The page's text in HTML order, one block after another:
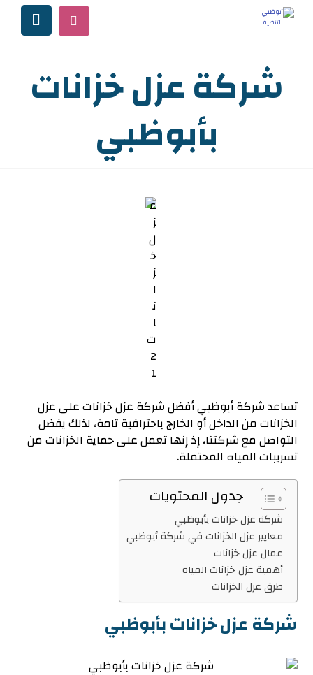
شركة عزل خزانات
بأبوظبي
تساعد شركة أبوظبي أفضل شركة عزل خزانات على عزل
الخزانات من الداخل أو الخارج باحترافية تامة، لذلك يفضل
التواصل مع شركتنا، إذ إنها تعمل على حماية الخزانات من
تسريبات المياه المحتملة.
جدول المحتويات
شركة عزل خزانات بأبوظبي
معايير عزل الخزانات في شركة أبوظبي
عمال عزل خزانات
أهمية عزل خزانات المياه
طرق عزل الخزانات
شركة عزل خزانات بأبوظبي